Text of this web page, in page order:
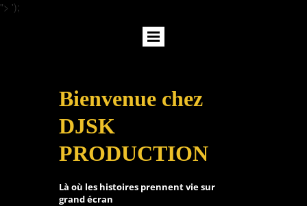
"> ');
Bienvenue chez
DJSK
PRODUCTION
Là où les histoires prennent vie sur
grand écran